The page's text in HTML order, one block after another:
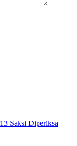
Saksi Diperiksa